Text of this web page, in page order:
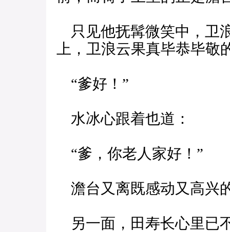
只见他抚髯微笑中，卫
上，卫浪云果真毕恭毕敬
“爹好！”
水冰心跟着也道：
“爹，你老人家好！”
澹台又离既感动又高兴
另一面，田寿长心里已